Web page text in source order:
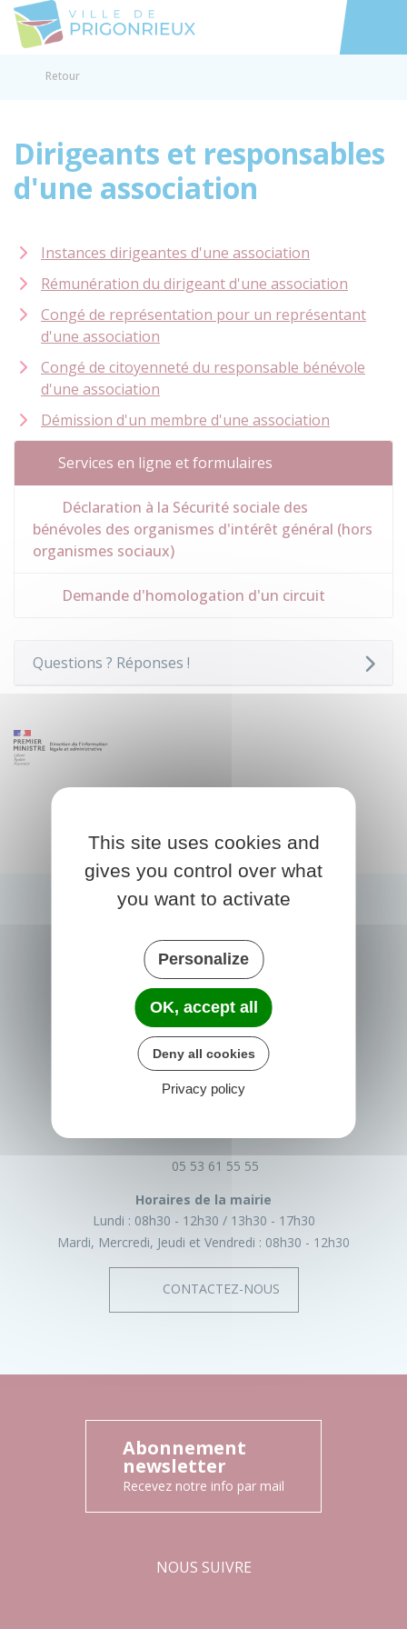
Accéder
Retour
Dirigeants et responsables
d'une association
Instances dirigeantes d'une association
Rémunération du dirigeant d'une association
Congé de représentation pour un représentant
d'une association
Congé de citoyenneté du responsable bénévole
d'une association
Démission d'un membre d'une association
Services en ligne et formulaires
Déclaration à la Sécurité sociale des
bénévoles des organismes d'intérêt général (hors
organismes sociaux)
Demande d'homologation d'un circuit
Questions ? Réponses !
PRIGONRIEUX
1 Place du Groupe Loiseau
05 53 61 55 55
Horaires de la mairie
Lundi : 08h30 - 12h30
13h30 - 17h30
Mardi, Mercredi, Jeudi et Vendredi : 08h30 - 12h30
CONTACTEZ-NOUS
Abonnement
newsletter
Recevez notre info par mail
NOUS SUIVRE
This site uses cookies and
gives you control over what
you want to activate
Personalize
OK, accept all
Deny all cookies
Privacy policy